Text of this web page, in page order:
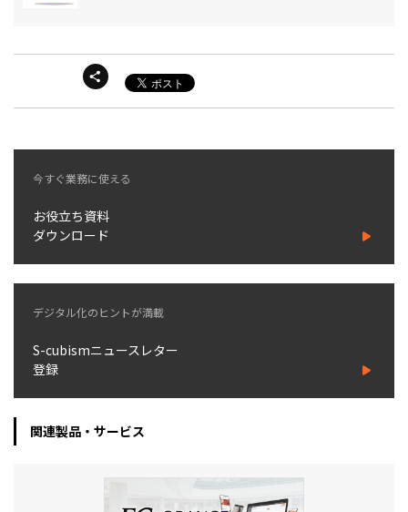
今すぐ業務に使える
お役立ち資料
ダウンロード
デジタル化のヒントが満載
S-cubismニュースレター
登録
関連製品・サービス